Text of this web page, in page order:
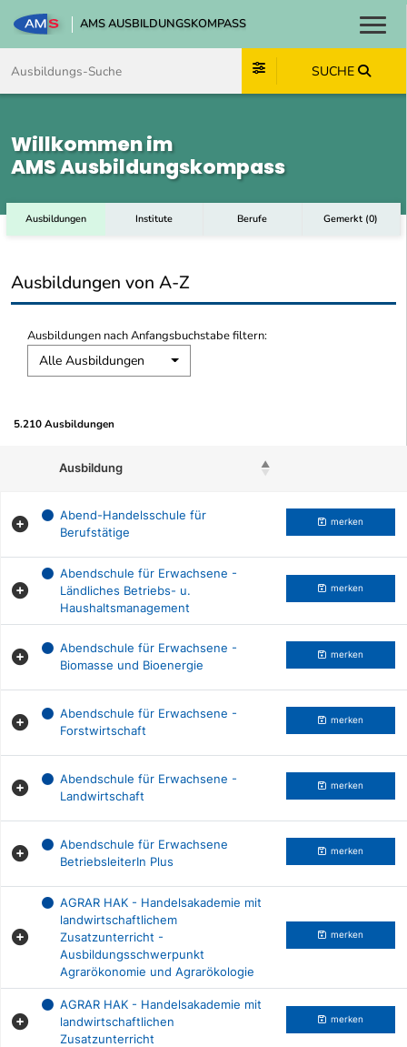
AMS AUSBILDUNGSKOMPASS
SUCHE
Willkommen im
AMS Ausbildungskompass
Ausbildungen Institute Berufe Gemerkt (0)
Ausbildungen von A-Z
Ausbildungen nach Anfangsbuchstabe filtern:
Alle Ausbildungen
5.210 Ausbildungen
Ausbildung
Abend-Handelsschule für
Berufstätige
merken
Abendschule für Erwachsene -
Ländliches Betriebs- u.
Haushaltsmanagement
merken
Abendschule für Erwachsene -
Biomasse und Bioenergie
merken
Abendschule für Erwachsene -
Forstwirtschaft
merken
Abendschule für Erwachsene -
Landwirtschaft
merken
Abendschule für Erwachsene
BetriebsleiterIn Plus
merken
AGRAR HAK - Handelsakademie mit
landwirtschaftlichem
Zusatzunterricht -
Ausbildungsschwerpunkt
Agrarökonomie und Agrarökologie
merken
AGRAR HAK - Handelsakademie mit
landwirtschaftlichen
Zusatzunterricht
merken